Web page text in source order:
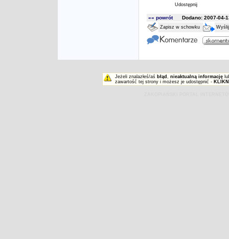
Udostępnij
«« powrótDodano: 2007-04-
Zapisz w schowku
Jeżeli znalazłeś/aś błąd , nieaktualną informację
zawartość tej strony i możesz je udostępnić -